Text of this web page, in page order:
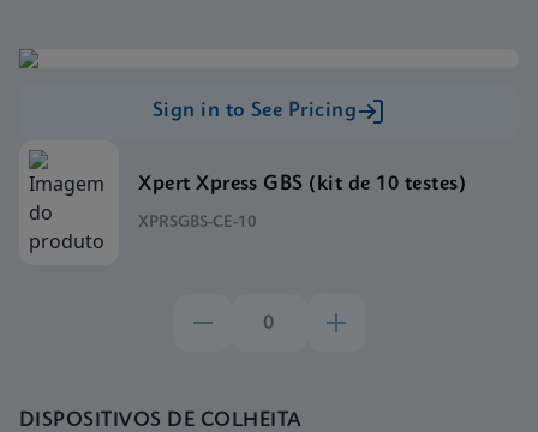
Sign in to See Pricing
Xpert Xpress GBS (kit de 10 testes)
XPRSGBS-CE-10
DISPOSITIVOS DE COLHEITA